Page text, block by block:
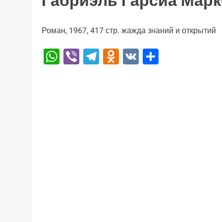
Роман, 1967, 417 стр. жажда знаний и открытий
WhatsApp
ViberTelegram
Odnoklassniki
VK